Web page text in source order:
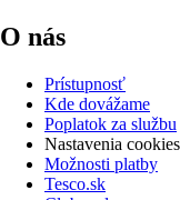
O nás
Prístupnosť
Kde dovážame
Poplatok za službu
Nastavenia cookies
Možnosti platby
Tesco.sk